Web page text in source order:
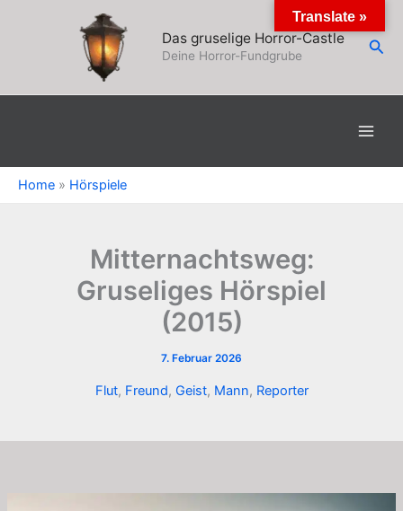
Das gruselige Horror-Castle
Deine Horror-Fundgrube
Home » Hörspiele
Mitternachtsweg:
Gruseliges Hörspiel
(2015)
7. Februar 2026
Flut, Freund, Geist, Mann, Reporter
Translate »